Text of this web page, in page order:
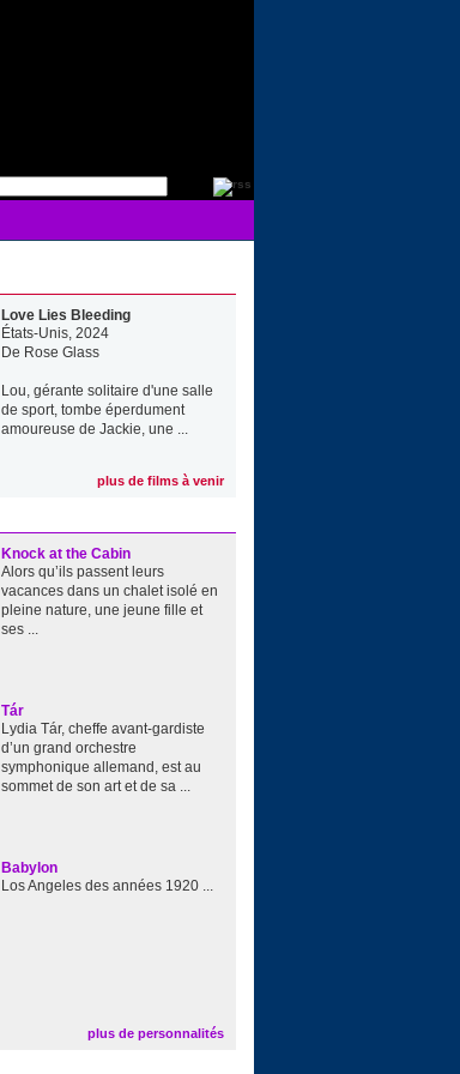
Love Lies Bleeding
États-Unis, 2024
De Rose Glass
Lou, gérante solitaire d'une salle
de sport, tombe éperdument
amoureuse de Jackie, une ...
plus de films à venir
Knock at the Cabin
Alors qu’ils passent leurs
vacances dans un chalet isolé en
pleine nature, une jeune fille et
ses ...
Tár
Lydia Tár, cheffe avant-gardiste
d’un grand orchestre
symphonique allemand, est au
sommet de son art et de sa ...
Babylon
Los Angeles des années 1920 ...
plus de personnalités